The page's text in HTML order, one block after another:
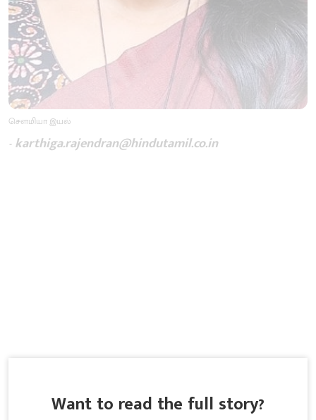
செளமியா இயல்
- karthiga.rajendran@hindutamil.co.in
Want to read the full story?